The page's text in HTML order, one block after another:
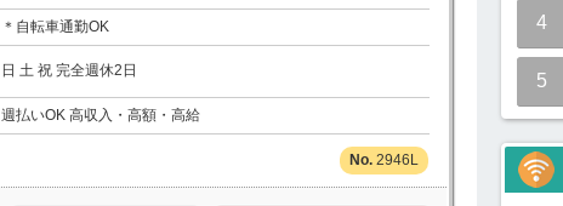
＊自転車通勤OK
日 土 祝 完全週休2日
週払いOK 高収入・高額・高給
2946L
4
5